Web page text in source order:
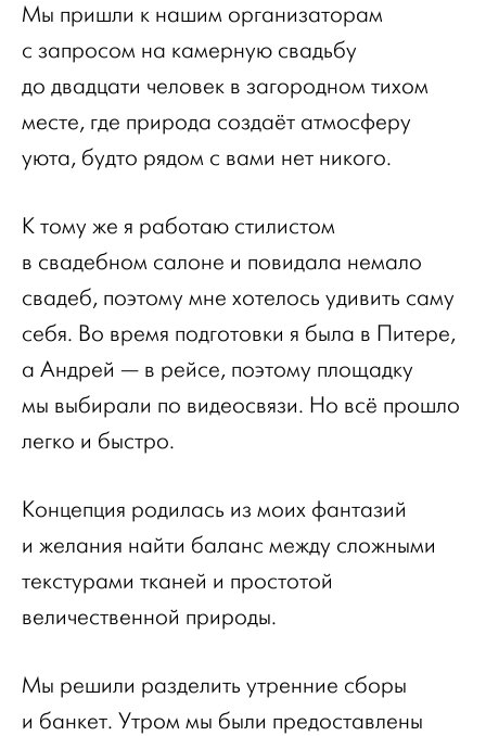
Мы пришли к нашим организаторам
с запросом на камерную свадьбу
до двадцати человек в загородном тихом
месте, где природа создаёт атмосферу
уюта, будто рядом с вами нет никого.
К тому же я работаю стилистом
в свадебном салоне и повидала немало
свадеб, поэтому мне хотелось удивить саму
себя. Во время подготовки я была в Питере,
а Андрей — в рейсе, поэтому площадку
мы выбирали по видеосвязи. Но всё прошло
легко и быстро.
Концепция родилась из моих фантазий
и желания найти баланс между сложными
текстурами тканей и простотой
величественной природы.
Мы решили разделить утренние сборы
и банкет. Утром мы были предоставлены